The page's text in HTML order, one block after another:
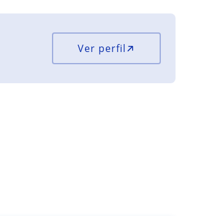
Ver perfil